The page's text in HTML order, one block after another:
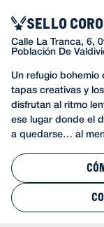
SELLO
Calle La Tranca, 6,
Población De
Un refugio
tapas creativas y
disfrutan al ritmo
ese lugar donde el
a quedarse… al